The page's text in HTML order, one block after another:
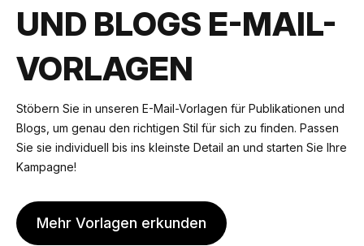
UND BLOGS E-MAIL-
VORLAGEN
Stöbern Sie in unseren E-Mail-Vorlagen für Publikationen und
Blogs, um genau den richtigen Stil für sich zu finden. Passen
Sie sie individuell bis ins kleinste Detail an und starten Sie Ihre
Kampagne!
Mehr Vorlagen erkunden